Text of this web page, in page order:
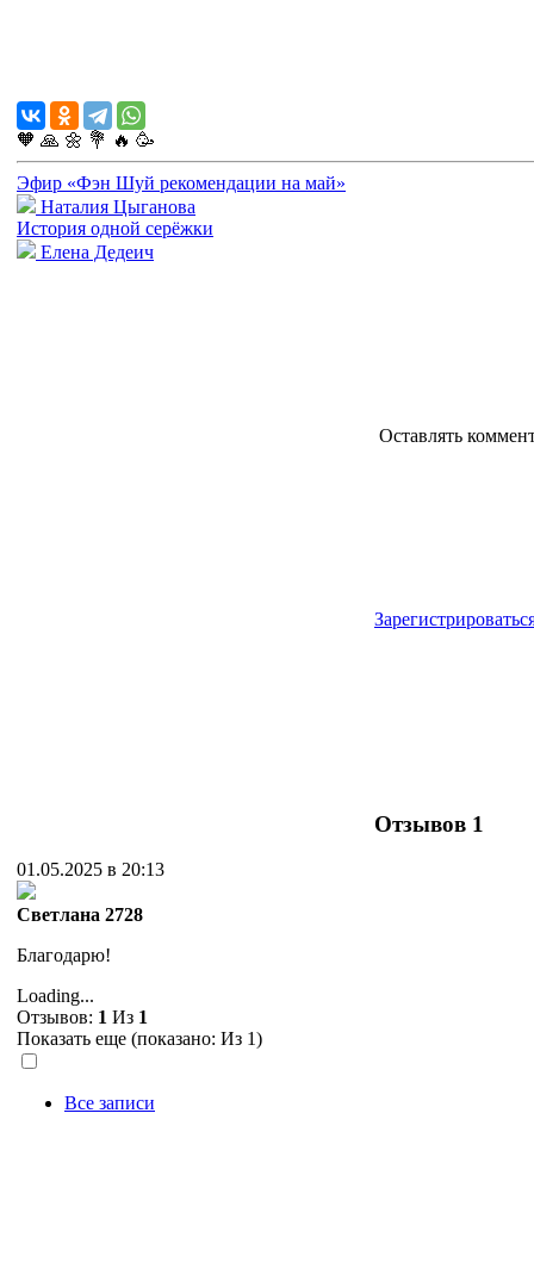
🧡 🙏 🌼 💐 🔥 🥳
Эфир «Фэн Шуй рекомендации на май»
Наталия Цыганова
История одной серёжки
Елена Дедеич
Оставлять
Отзывов 1
01.05.2025 в 20:13
Cветлана 2728
Благодарю!
Loading...
Отзывов: 1 Из 1
Показать еще (показано: Из 1)
Все записи